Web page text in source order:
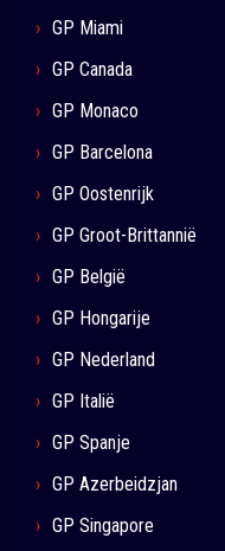
GP Miami
GP Canada
GP Monaco
GP Barcelona
GP Oostenrijk
GP Groot-Brittannië
GP België
GP Hongarije
GP Nederland
GP Italië
GP Spanje
GP Azerbeidzjan
GP Singapore